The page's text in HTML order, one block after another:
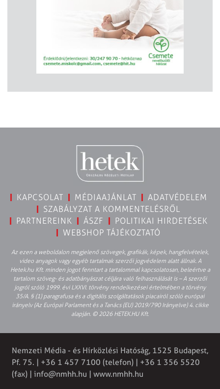
KAPCSOLAT MÉDIAAJÁNLAT
ADATVÉDELEM
SZABÁLYZAT A KOMMENTELÉSRŐL
PARTNEREINK
ÁSZF
POLITIKAI HIRDETÉSEK
WEBSHOP TÁJÉKOZTATÓ
Az ezen a weboldalon megjelenő szövegek, grafikák, képek, hangfelvételek,
video anyagok vagy egyéb tartalmak szerzői jogvédelem alatt állnak. A
Hetek.hu Kft. minden jogot fenntart a tartalommal kapcsolatosan, beleértve a
tartalom szöveg- és adatbányászat céljára való felhasználását is – A szerzői
jogról szóló 1999. évi LXXVI. törvény rendelkezései értelmében a törvény
35/A. § (1) paragrafusa és a digitális szolgáltatások piacairól szóló európai
irányelv (Az Európai Parlament és a Tanács (EU) 2019/790 Irányelve) 4. cikke
alapján. © 2026 HETEK.HU Kft.
Nemzeti Média - és Hírközlési Hatóság, 1525 Budapest,
Pf. 75. | +36 1 457 7100 (telefon) | +36 1 356 5520
(fax) | info@nmhh.hu | www.nmhh.hu